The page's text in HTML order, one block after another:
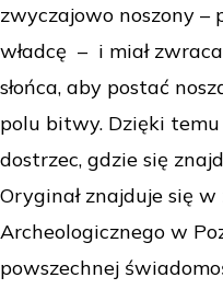
zwyczajowo noszony –
władcę – i miał
słońca, aby postać
polu bitwy. Dzięki
dostrzec, gdzie się
Oryginał znajduje się
Archeologicznego w
powszechnej